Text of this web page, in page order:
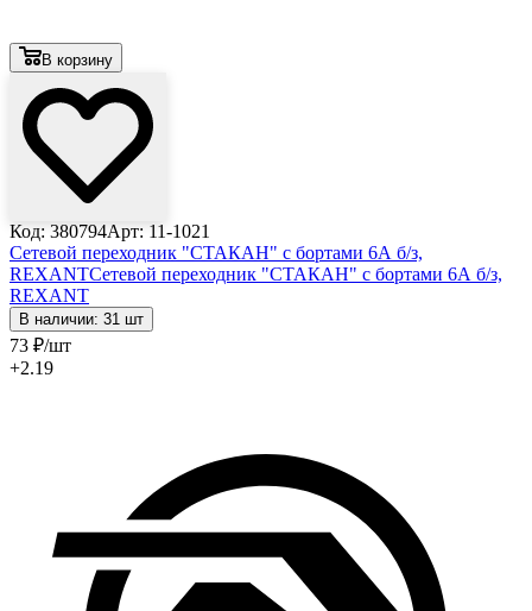
В корзину
Код: 380794Арт: 11-1021
Сетевой переходник "СТАКАН" с бортами 6А б/з,
REXANTСетевой переходник "СТАКАН" с бортами 6А б/з,
REXANT
В наличии: 31 шт
73 ₽/шт
+2.19